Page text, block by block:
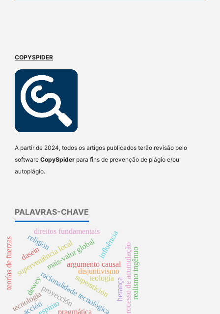
COPYSPIDER
A partir de 2024, todos os artigos publicados terão revisão pelo
software CopySpider para fins de prevenção de plágio e/ou
autoplágio.
PALAVRAS-CHAVE
argumento causal
superstición
proyección processo de acumulação
mais-valor global
superveniência local disjuntivismo
religión
realismo ingênuo
racionalidade tecnológica
tecnología
dewey teología
direitos fundamentais
espirito
influência
dasein
herança
pragmática
teorías de fuerzas
acción